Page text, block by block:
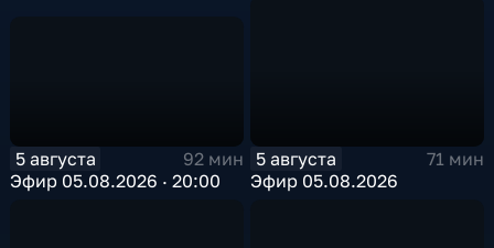
5 августа
92 мин
Эфир 05.08.2026 · 20:00
5 августа
71 мин
Эфир 05.08.2026